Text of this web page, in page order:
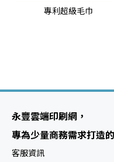
專利超級毛巾
永豐雲端印刷網，
專為少量商務需求打造
客服資訊